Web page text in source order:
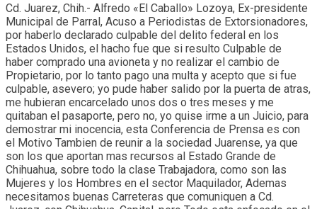
Cd. Juarez, Chih.- Alfredo «El Caballo» Lozoya, Ex-presidente
Municipal de Parral, Acuso a Periodistas de Extorsionadores,
por haberlo declarado culpable del delito federal en los
Estados Unidos, el hacho fue que si resulto Culpable de
haber comprado una avioneta y no realizar el cambio de
Propietario, por lo tanto pago una multa y acepto que si fue
culpable, asevero; yo pude haber salido por la puerta de atras,
me hubieran encarcelado unos dos o tres meses y me
quitaban el pasaporte, pero no, yo quise irme a un Juicio, para
demostrar mi inocencia, esta Conferencia de Prensa es con
el Motivo Tambien de reunir a la sociedad Juarense, ya que
son los que aportan mas recursos al Estado Grande de
Chihuahua, sobre todo la clase Trabajadora, como son las
Mujeres y los Hombres en el sector Maquilador, Ademas
necesitamos buenas Carreteras que comuniquen a Cd.